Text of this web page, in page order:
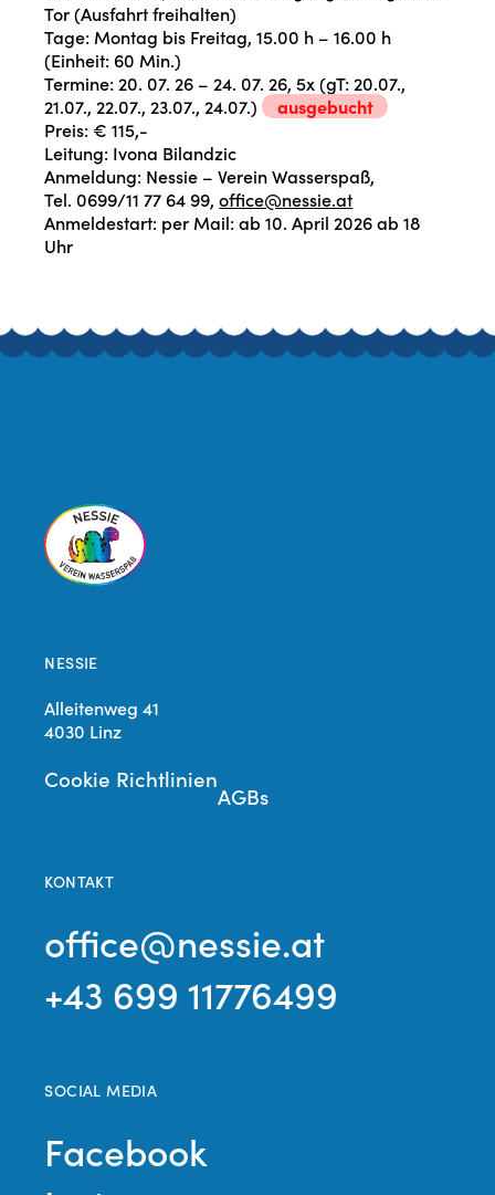
Tor (Ausfahrt freihalten)
Tage: Montag bis Freitag, 15.00 h – 16.00 h
(Einheit: 60 Min.)
Termine: 20. 07. 26 – 24. 07. 26, 5x (gT: 20.07.,
21.07., 22.07., 23.07., 24.07.)
ausgebucht
Preis: € 115,-
Leitung: Ivona Bilandzic
Anmeldung: Nessie – Verein Wasserspaß,
Tel. 0699/11 77 64 99,office@nessie.at
Anmeldestart: per Mail: ab 10. April 2026 ab 18
Uhr
NESSIE
Alleitenweg 41
4030 Linz
Cookie Richtlinien
AGBs
KONTAKT
office@nessie.at
+43 699 11776499
SOCIAL MEDIA
Facebook